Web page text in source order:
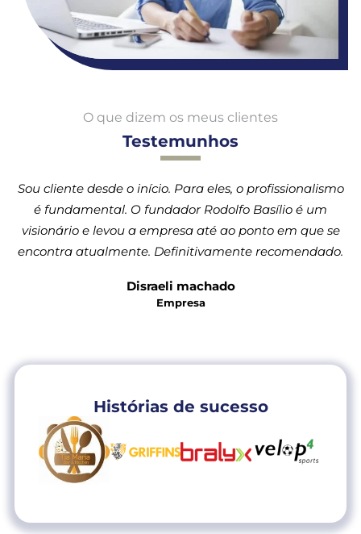
O que dizem os meus clientes
Testemunhos
Sou cliente desde o início. Para eles, o profissionalismo
é fundamental. O fundador Rodolfo Basílio é um
visionário e levou a empresa até ao ponto em que se
encontra atualmente. Definitivamente recomendado.
Disraeli machado
Empresa
Histórias de sucesso